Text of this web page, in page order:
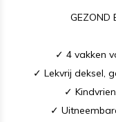
GEZOND
✓ 4 vakken
✓ Lekvrij deksel,
✓
✓